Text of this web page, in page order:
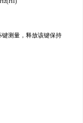
测量，释放该键保持